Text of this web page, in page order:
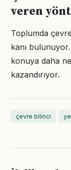
veren
Toplumda
kanı bulunuyor.
konuya daha
kazandırıyor.
çevre bilinci